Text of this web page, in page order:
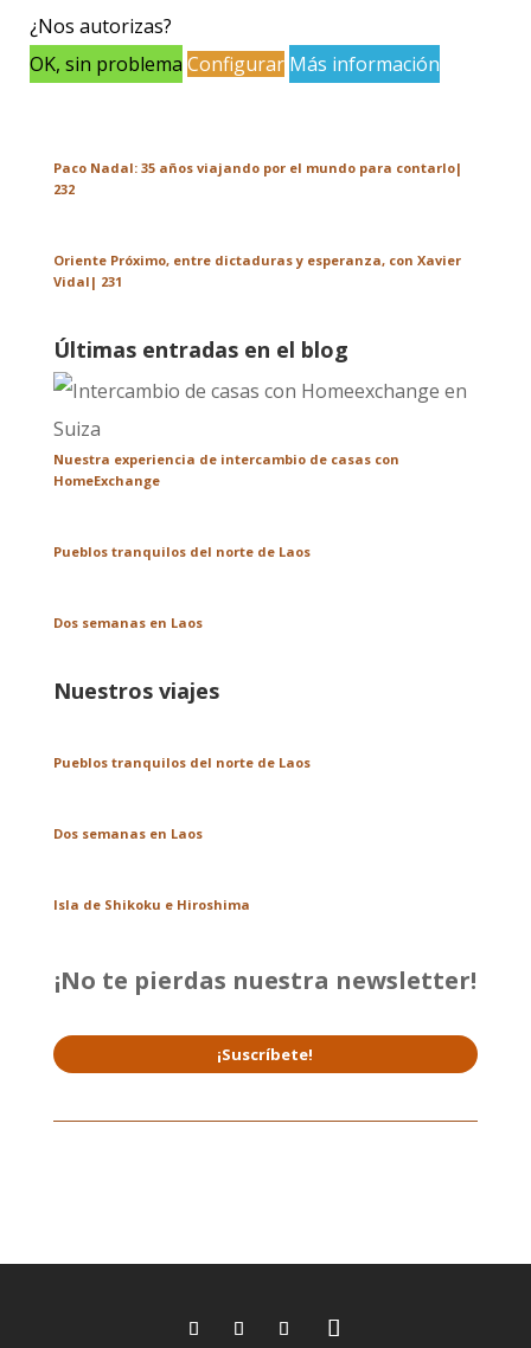
Últimos podcasts de viajes
Paco Nadal: 35 años viajando por el mundo para contarlo|
232
Oriente Próximo, entre dictaduras y esperanza, con Xavier
Vidal| 231
Últimas entradas en el blog
Nuestra experiencia de intercambio de casas con
HomeExchange
Pueblos tranquilos del norte de Laos
Dos semanas en Laos
Nuestros viajes
Pueblos tranquilos del norte de Laos
Dos semanas en Laos
Isla de Shikoku e Hiroshima
¡No te pierdas nuestra newsletter!
¡Suscríbete!
¿Nos autorizas?
OK, sin problema Configurar Más información